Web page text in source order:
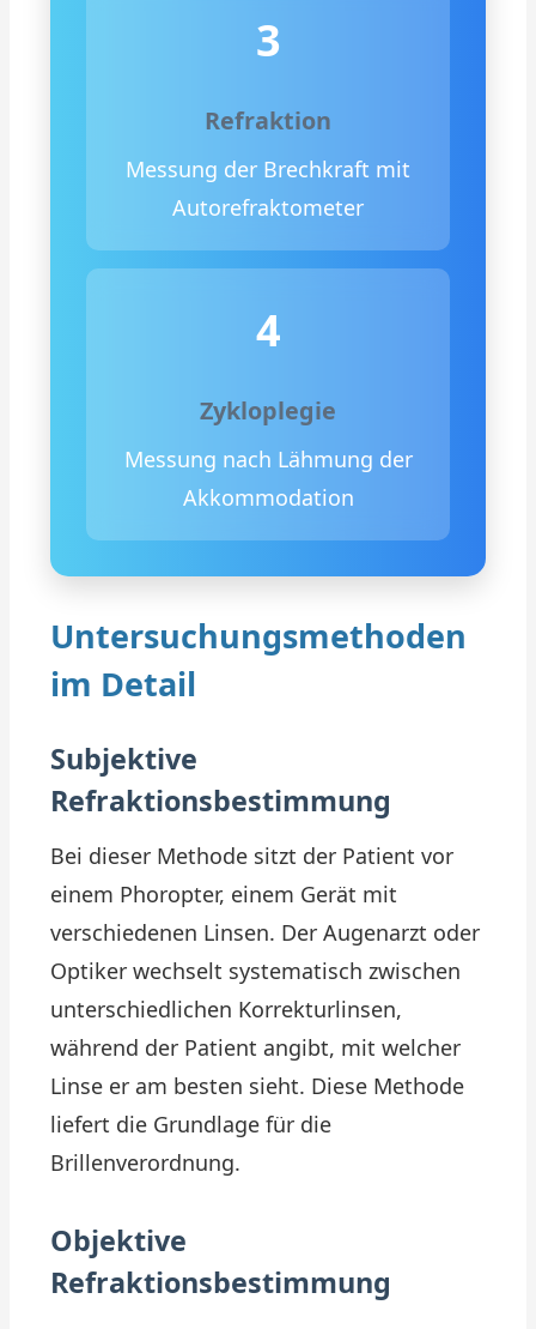
3
Refraktion
Messung der Brechkraft mit
Autorefraktometer
4
Zykloplegie
Messung nach Lähmung der
Akkommodation
Untersuchungsmethoden
im Detail
Subjektive
Refraktionsbestimmung
Bei dieser Methode sitzt der Patient vor
einem Phoropter, einem Gerät mit
verschiedenen Linsen. Der Augenarzt oder
Optiker wechselt systematisch zwischen
unterschiedlichen Korrekturlinsen,
während der Patient angibt, mit welcher
Linse er am besten sieht. Diese Methode
liefert die Grundlage für die
Brillenverordnung.
Objektive
Refraktionsbestimmung